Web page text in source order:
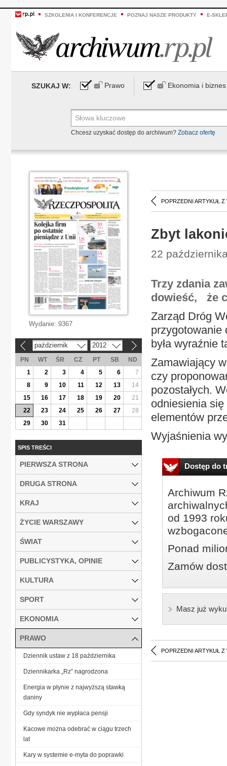
SZKOLENIA I KONFERENCJE POZNAJ NASZE PRODUKTY E-
SZUKAJ W: Prawo Ekonomia i biznes
Chcesz uzyskać dostęp do archiwum? Zobacz ofertę
POPRZEDNI ARTYKUŁ Z
Zbyt
22
Trzy zdania
dowieść, że
Zarząd Dróg
przygotowanie
była wyraźnie
Zamawiający
czy
pozostałych.
odniesienia
elementów
Wyjaśnienia
Dostęp do
Archiwum
od 1993
Ponad
Zamów
Masz już
POPRZEDNI ARTYKUŁ Z
Wydanie: 9367
październik 2012
PN WT ŚR CZ PT SB
ND
1
2 3 4 5 6
7
8
9 10 11 12 13
14
15
16 17 18 19 20
21
22
23 24 25 26 27
28
29
30 31
SPIS TREŚCI
PIERWSZA STRONA
DRUGA STRONA
KRAJ
ŻYCIE WARSZAWY
ŚWIAT
PUBLICYSTYKA, OPINIE
KULTURA
SPORT
EKONOMIA
PRAWO
Dziennik ustaw z 18 października
Dziennikarka „Rz” nagrodzona
Energia w płynie z najwyższą stawką
daniny
Gdy syndyk nie wypłaca pensji
Kacowe można odebrać w ciągu trzech
lat
Kary w systemie e-myta do poprawki